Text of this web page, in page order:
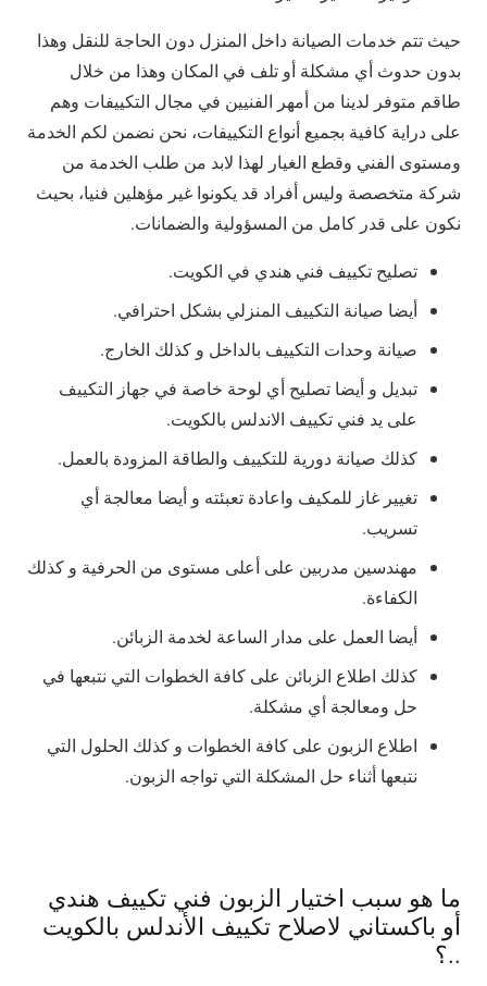
حيث تتم خدمات الصيانة داخل المنزل دون الحاجة للنقل وهذا
بدون حدوث أي مشكلة أو تلف في المكان وهذا من خلال
طاقم متوفر لدينا من أمهر الفنيين في مجال التكييفات وهم
على دراية كافية بجميع أنواع التكييفات، نحن نضمن لكم الخدمة
ومستوى الفني وقطع الغيار لهذا لابد من طلب الخدمة من
شركة متخصصة وليس أفراد قد يكونوا غير مؤهلين فنيا، بحيث
نكون على قدر كامل من المسؤولية والضمانات.
تصليح تكييف فني هندي في الكويت.
أيضا صيانة التكييف المنزلي بشكل احترافي.
صيانة وحدات التكييف بالداخل و كذلك الخارج.
تبديل و أيضا تصليح أي لوحة خاصة في جهاز التكييف
على يد فني تكييف الاندلس بالكويت.
كذلك صيانة دورية للتكييف والطاقة المزودة بالعمل.
تغيير غاز للمكيف واعادة تعبئته و أيضا معالجة أي
تسريب.
مهندسين مدربين على أعلى مستوى من الحرفية و كذلك
الكفاءة.
أيضا العمل على مدار الساعة لخدمة الزبائن.
كذلك اطلاع الزبائن على كافة الخطوات التي نتبعها في
حل ومعالجة أي مشكلة.
اطلاع الزبون على كافة الخطوات و كذلك الحلول التي
نتبعها أثناء حل المشكلة التي تواجه الزبون.
ما هو سبب اختيار الزبون فني تكييف هندي
أو باكستاني لاصلاح تكييف الأندلس بالكويت
..؟